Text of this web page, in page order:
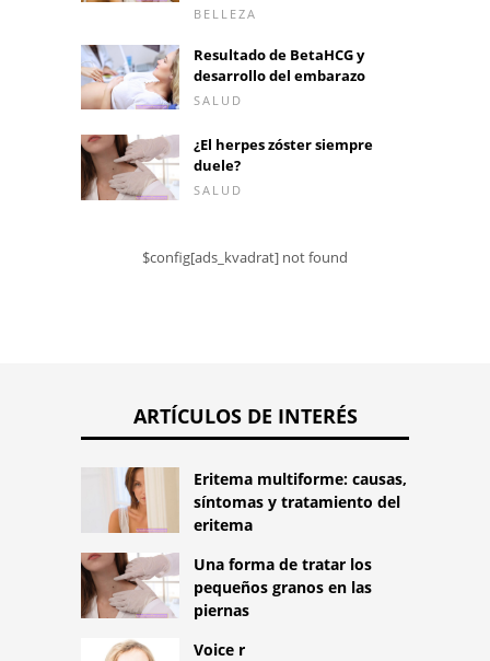
BELLEZA
Resultado de BetaHCG y
desarrollo del embarazo
SALUD
¿El herpes zóster siempre
duele?
SALUD
$config[ads_kvadrat] not found
ARTÍCULOS DE INTERÉS
Eritema multiforme: causas,
síntomas y tratamiento del
eritema
Una forma de tratar los
pequeños granos en las
piernas
Voice r